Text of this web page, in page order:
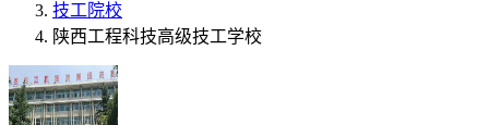
技工院校
陕西工程科技高级技工学校